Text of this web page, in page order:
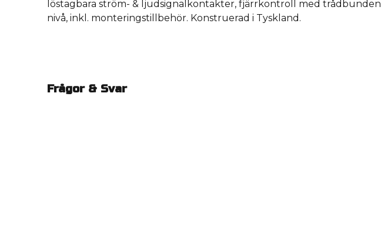
löstagbara ström- & ljudsignalkontakter, fjärrkontroll med trådbunden
nivå, inkl. monteringstillbehör. Konstruerad i Tyskland.
Frågor & Svar